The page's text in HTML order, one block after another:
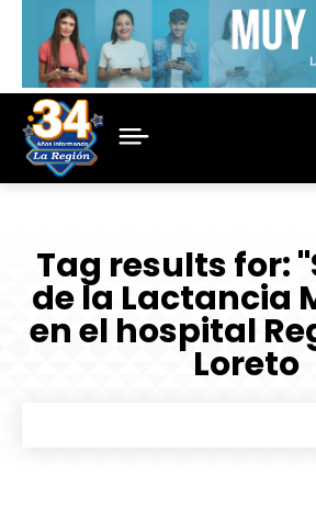
Tag results for:
de la Lactancia
en el hospital
Loreto